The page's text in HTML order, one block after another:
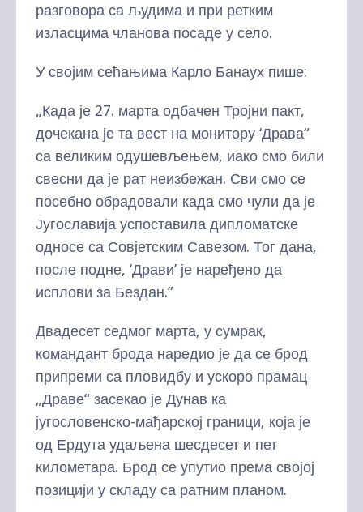
разговора са људима и при ретким
изласцима чланова посаде у село.
У својим сећањима Карло Банаух пише:
„Када је 27. марта одбачен Тројни пакт,
дочекана је та вест на монитору ‘Драва“
са великим одушевљењем, иако смо били
свесни да је рат неизбежан. Сви смо се
посебно обрадовали када смо чули да је
Југославија успоставила дипломатске
односе са Совјетским Савезом. Тог дана,
после подне, ‘Драви’ је наређено да
исплови за Бездан.”
Двадесет седмог марта, у сумрак,
командант брода наредио је да се брод
припреми са пловидбу и ускоро прамац
„Драве“ засекао је Дунав ка
југословенско-мађарској граници, која је
од Ердута удаљена шесдесет и пет
километара. Брод се упутио према својој
позицији у складу са ратним планом.